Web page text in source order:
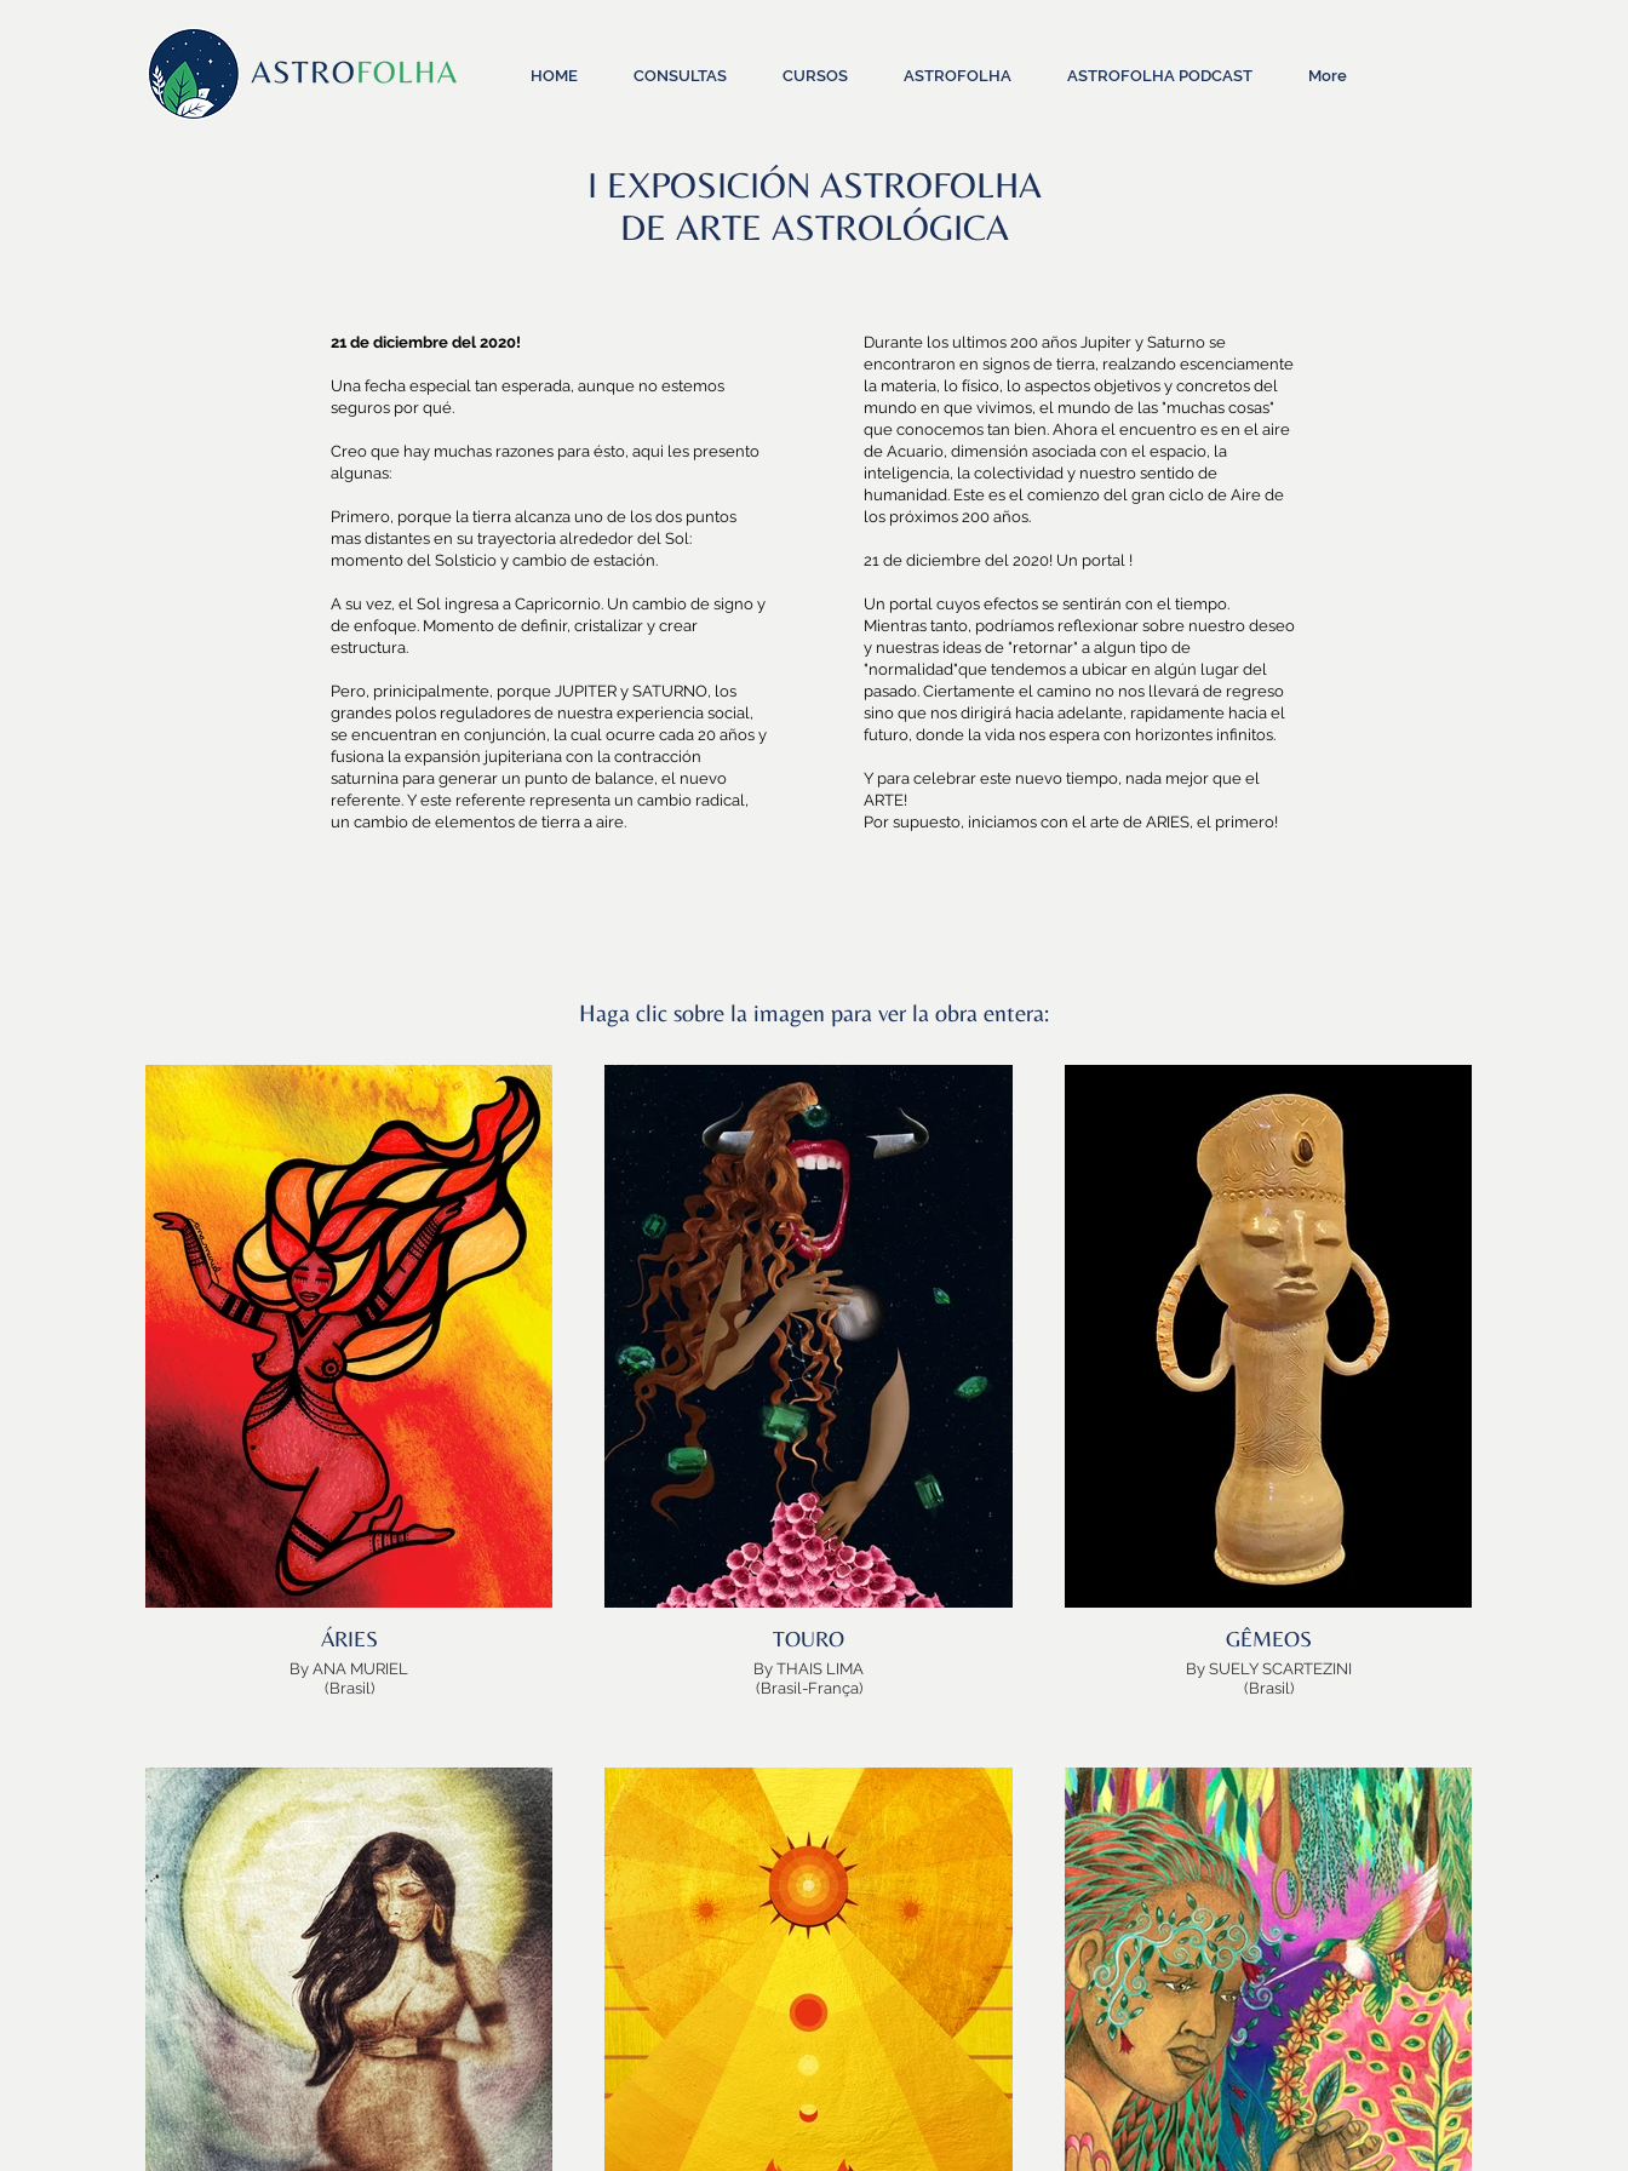
HOME CONSULTAS CURSOS ASTROFOLHA ASTROFOLHA PODCAST More
I EXPOSICIÓN ASTROFOLHA
DE ARTE ASTROLÓGICA
21 de diciembre del 2020!
Una fecha especial tan esperada, aunque no estemos
seguros por qué.
Creo que hay muchas razones para ésto, aqui les presento
algunas:
Primero, porque la tierra alcanza uno de los dos puntos
mas distantes en su trayectoria alrededor del Sol:
momento del Solsticio y cambio de estación.
A su vez, el Sol ingresa a Capricornio. Un cambio de signo y
de enfoque. Momento de definir, cristalizar y crear
estructura.
Pero, prinicipalmente, porque JUPITER y SATURNO, los
grandes polos reguladores de nuestra experiencia social,
se encuentran en conjunción, la cual ocurre cada 20 años y
fusiona la expansión jupiteriana con la contracción
saturnina para generar un punto de balance, el nuevo
referente. Y este referente representa un cambio radical,
un cambio de elementos de tierra a aire.
Durante los ultimos 200 años Jupiter y Saturno se
encontraron en signos de tierra, realzando escenciamente
la materia, lo físico, lo aspectos objetivos y concretos del
mundo en que vivimos, el mundo de las "muchas cosas"
que conocemos tan bien. Ahora el encuentro es en el aire
de Acuario, dimensión asociada con el espacio, la
inteligencia, la colectividad y nuestro sentido de
humanidad. Este es el comienzo del gran ciclo de Aire de
los próximos 200 años.
21 de diciembre del 2020! Un portal !
Un portal cuyos efectos se sentirán con el tiempo.
Mientras tanto, podríamos reflexionar sobre nuestro deseo
y nuestras ideas de "retornar" a algun tipo de
"normalidad"que tendemos a ubicar en algún lugar del
pasado. Ciertamente el camino no nos llevará de regreso
sino que nos dirigirá hacia adelante, rapidamente hacia el
futuro, donde la vida nos espera con horizontes infinitos.
Y para celebrar este nuevo tiempo, nada mejor que el
ARTE!
Por supuesto, iniciamos con el arte de ARIES, el primero!
Haga clic sobre la imagen para ver la obra entera:
ÁRIES
By ANA MURIEL
(Brasil)
Astrológicas.
Ana Muriel é bióloga, artista e entre livros, tintas e lápis
de cor, divide seu tempo com as atividades de
ilustradora, designer, edição e a importante tarefa de
ser mãe de Martina e Madalena. Seus desenhos já
fizeram parte de eventos sobre maternidade, incentivo
ao aleitamento materno, parto humanizado e
preservação do meio ambiente. Com cor e amor,
manifesta a favor de mais respeito à mulher, ao recém
nascido, às escolhas, à vida e ao meio ambiente.
ÁRIES nasce do ventre da Mãe Consciente, cheio de
FOGO, forte, atrevido, corajoso, animado, e abre o
caminho com transparência, pureza e entusiasmo.
ARIES, é poderoso….. Afinal é o número 1, o ponto de
partido, e como tal, contêm a possibilidade de todos os
demais!
Obrigada Aninha!
Bem-vinda ARIES!
TOURO
By THAIS LIMA
(Brasil-França)
preservação da Vida.
Aquele que aprecia, escolhe, atrai (ou rejeita) com os
cinco sentidos.
TOURO é TERRA e precisa abastecer, alimentar, vestir,
prover teto, conforto e proteção.
E para garantir isso TOURO “QUER”.
E sabemos que quando quer…quando gosta de algo ou
de alguém, é pra valer!
Com VÊNUS no coração e a constelação no cabelo,
Thais Lima veste um TOURO decidido, faminto,
provocador e rico em joias e flores…
Thais VESTE Touro, porque Thais desenha moda.
A doce e querida artista e designer brasileira reside
hoje em Paris, onde além de desenvolver sua própria
marca, traz a sua experiência multidisciplinar, em
colaborações com criadores de moda e no campo das
artes cênicas.
GÊMEOS
By SUELY SCARTEZINI
(Brasil)
que conversa, cria os enlaces, promove as trocas…
GÊMEOS curioso que se informa para informar…
GEMÊOS, cujo verbo chave é “PENSAR”, se apresenta
aqui Pensador!
Se fez Ancestral, porém Atemporal…
Nativo, porém oriundo de qualquer um dos quatros
cantos da Terra…
E veio tatuado com a marca de seu planeta Mercúrio….
O “caduceu”, a chave mestre
da composição, a cabala alquímica!
Essa manifestação de GÊMEOS é resultado da busca de
sentido de propósito, autoconsciência e
transcendência da Suely Scartezini. Mulher, mãe avó,
artista, psicologa clinica, ceramista e umbandista, Suely
vive a espiritualidade em todos seus fazeres, ao
encontro de caminhos de conexão consigo mesmo,
com o outro e com a natureza.
“Penso”…. que GÊMEOS aqui medita e transcende…